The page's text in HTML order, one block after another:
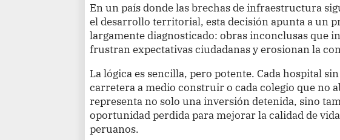
En un país donde las brechas de infraestructura
el desarrollo territorial, esta decisión apunta a un
largamente diagnosticado: obras inconclusas que
frustran expectativas ciudadanas y erosionan la
La lógica es sencilla, pero potente. Cada hospital
carretera a medio construir o cada colegio que no
representa no solo una inversión detenida, sino
oportunidad perdida para mejorar la calidad de
peruanos.